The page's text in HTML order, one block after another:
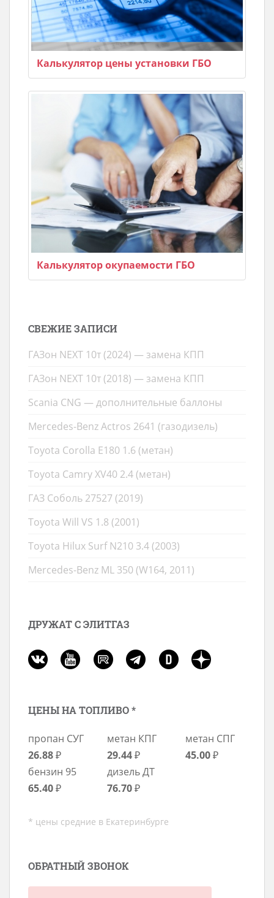
Калькулятор цены установки ГБО
Калькулятор окупаемости ГБО
СВЕЖИЕ ЗАПИСИ
ГАЗон NEXT 10т (2024) — замена КПП
ГАЗон NEXT 10т (2018) — замена КПП
Scania CNG — дополнительные баллоны
Mercedes-Benz Actros 2641 (газодизель)
Toyota Corolla E180 1.6 (метан)
Toyota Camry XV40 2.4 (метан)
ГАЗ Соболь 27527 (2019)
Toyota Will VS 1.8 (2001)
Toyota Hilux Surf N210 3.4 (2003)
Mercedes-Benz ML 350 (W164, 2011)
ДРУЖАТ С ЭЛИТГАЗ
ЦЕНЫ НА ТОПЛИВО *
пропан СУГ
26.88₽
метан КПГ
29.44₽
метан СПГ
45.00₽
бензин 95
65.40₽
дизель ДТ
76.70₽
* цены средние в Екатеринбурге
ОБРАТНЫЙ ЗВОНОК